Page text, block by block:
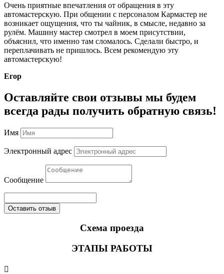
Очень приятные впечатления от обращения в эту
автомастерскую. При общении с персоналом Кармастер не
возникает ощущения, что ты чайник, в смысле, недавно за
рулём. Машину мастер смотрел в моем присутствии,
объяснил, что именно там сломалось. Сделали быстро, и
переплачивать не пришлось. Всем рекомендую эту
автомастерскую!
Егор
Оставляйте свои отзывы мы будем
всегда рады получить обратную связь!
Имя
Электронный адрес
Сообщение
Оставить отзыв
Схема проезда
ЭТАПЫ РАБОТЫ
